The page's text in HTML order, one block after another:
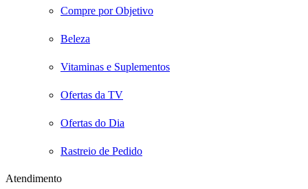
Compre por Objetivo
Beleza
Vitaminas e Suplementos
Ofertas da TV
Ofertas do Dia
Rastreio de Pedido
Atendimento